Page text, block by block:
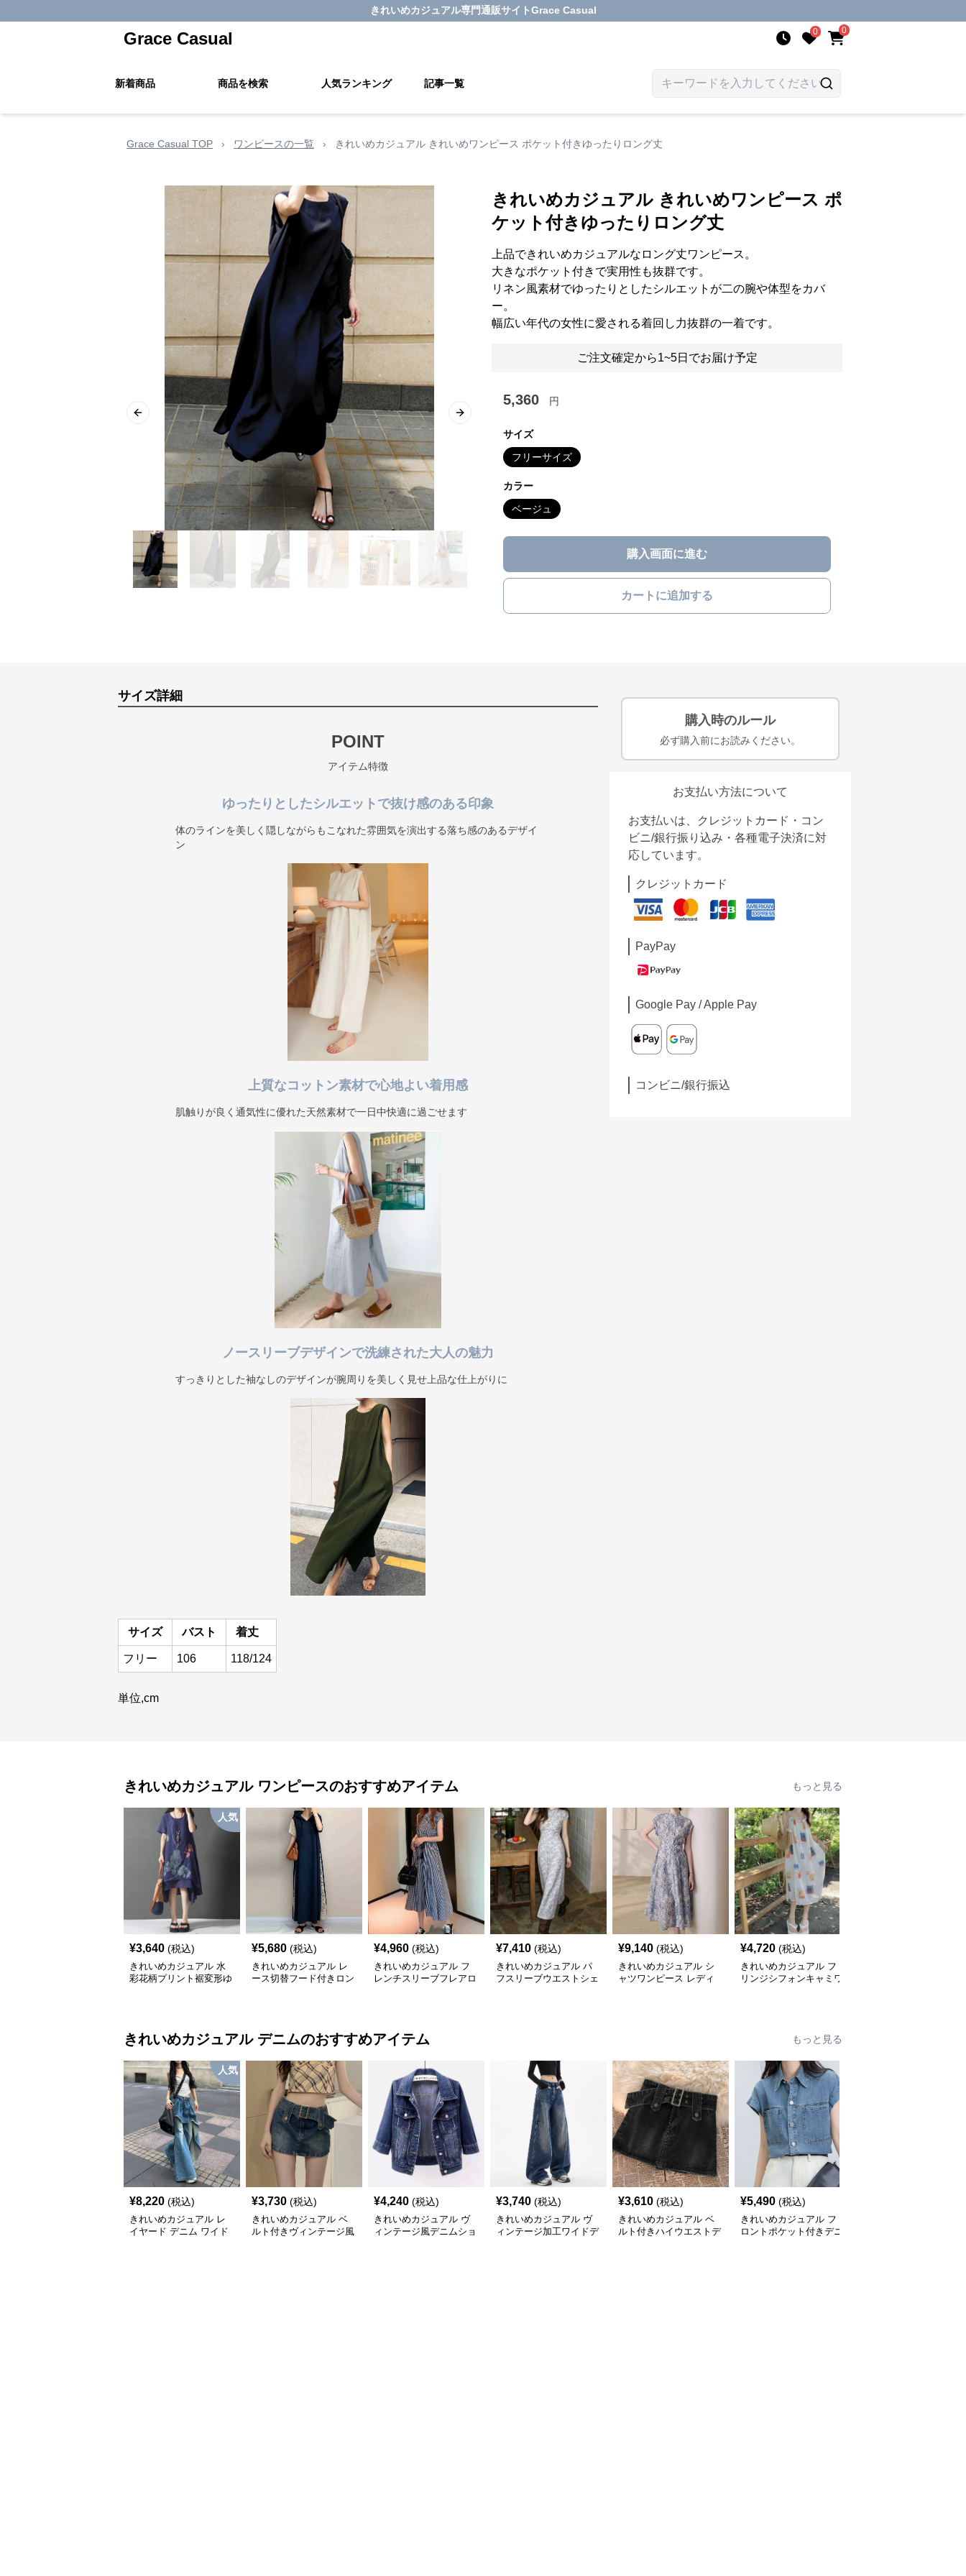
きれいめカジュアル専門通販サイトGrace Casual
Grace Casual 0 0
新着商品 商品を検索 人気ランキング 記事一覧
Grace Casual TOP › ワンピースの一覧 › きれいめカジュアル きれいめワンピース ポケット付きゆったりロング丈
Previous slide Next slide
きれいめカジュアル きれいめワンピース ポ
ケット付きゆったりロング丈
上品できれいめカジュアルなロング丈ワンピース。
大きなポケット付きで実用性も抜群です。
リネン風素材でゆったりとしたシルエットが二の腕や体型をカバ
ー。
幅広い年代の女性に愛される着回し力抜群の一着です。
ご注文確定から1~5日でお届け予定
5,360 円
サイズ
フリーサイズ
カラー
ベージュ
購入画面に進む
カートに追加する
サイズ詳細
POINT
アイテム特徴
ゆったりとしたシルエットで抜け感のある印象
体のラインを美しく隠しながらもこなれた雰囲気を演出する落ち感のあるデザイ
ン
上質なコットン素材で心地よい着用感
肌触りが良く通気性に優れた天然素材で一日中快適に過ごせます
ノースリーブデザインで洗練された大人の魅力
すっきりとした袖なしのデザインが腕周りを美しく見せ上品な仕上がりに
サイズ バスト 着丈
フリー 106 118/124
単位,cm
購入時のルール
必ず購入前にお読みください。
お支払い方法について
お支払いは、クレジットカード・コン
ビニ/銀行振り込み・各種電子決済に対
応しています。
クレジットカード
PayPay
Google Pay / Apple Pay
コンビニ/銀行振込
きれいめカジュアル ワンピースのおすすめアイテム もっと見る
人気
¥3,640 (税込)
きれいめカジュアル 水
彩花柄プリント裾変形ゆ
¥5,680 (税込)
きれいめカジュアル レ
ース切替フード付きロン
¥4,960 (税込)
きれいめカジュアル フ
レンチスリーブフレアロ
ピ
¥7,410 (税込)
きれいめカジュアル パ
フスリーブウエストシェ
¥9,140 (税込)
きれいめカジュアル シ
ャツワンピース レディ
¥4,720 (税込)
きれいめカジュアル フ
リンジシフォンキャミワ
きれいめカジュアル デニムのおすすめアイテム もっと見る
人気
¥8,220 (税込)
きれいめカジュアル レ
イヤード デニム ワイド
¥3,730 (税込)
きれいめカジュアル ベ
ルト付きヴィンテージ風
¥4,240 (税込)
きれいめカジュアル ヴ
ィンテージ風デニムショ
¥3,740 (税込)
きれいめカジュアル ヴ
ィンテージ加工ワイドデ
¥3,610 (税込)
きれいめカジュアル ベ
ルト付きハイウエストデ
¥5,490 (税込)
きれいめカジュアル フ
ロントポケット付きデニ